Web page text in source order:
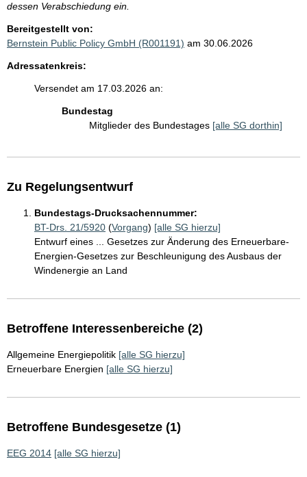
dessen Verabschiedung ein.
Bereitgestellt von:
Bernstein Public Policy GmbH (R001191) am 30.06.2026
Adressatenkreis:
Versendet am 17.03.2026 an:
Bundestag
Mitglieder des Bundestages [alle SG dorthin]
Zu Regelungsentwurf
Bundestags-Drucksachennummer:
BT-Drs. 21/5920 (Vorgang) [alle SG hierzu]
Entwurf eines ... Gesetzes zur Änderung des Erneuerbare-
Energien-Gesetzes zur Beschleunigung des Ausbaus der
Windenergie an Land
Betroffene Interessenbereiche (2)
Allgemeine Energiepolitik [alle SG hierzu]
Erneuerbare Energien [alle SG hierzu]
Betroffene Bundesgesetze (1)
EEG 2014 [alle SG hierzu]